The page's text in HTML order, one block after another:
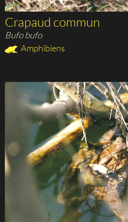
Crapaud commun
Bufo bufo
Amphibiens